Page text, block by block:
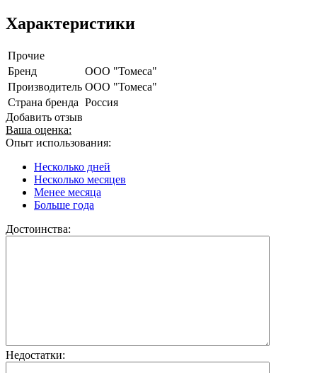
Характеристики
Прочие
Бренд
ООО "Томеса"
Производитель ООО "Томеса"
Страна бренда Россия
Добавить отзыв
Ваша оценка:
Опыт использования:
Несколько дней
Несколько месяцев
Менее месяца
Больше года
Достоинства:
Недостатки: